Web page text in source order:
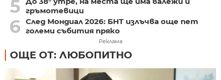
5 гръмотевици
6 След Мондиал 2026: БНТ излъчва още пет
големи събития пряко
Реклама
ОЩЕ ОТ: ЛЮБОПИТНО